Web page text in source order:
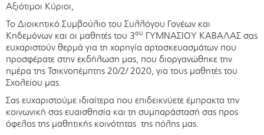
Αξιότιμοι Κύριοι,
Το Διοικητικό Συμβούλιο του Συλλόγου Γονέων και
Κηδεμόνων και οι μαθητές του 3ου ΓΥΜΝΑΣΙΟΥ ΚΑΒΑΛΑΣ σας
ευχαριστούν θερμά για τη χορηγία αρτοσκευασμάτων που
προσφέρατε στην εκδήλωση μας, που διοργανώθηκε την
ημέρα της Τσικνοπέμπτης 20/2/ 2020, για τους μαθητές του
Σχολείου μας.
Σας ευχαριστούμε ιδιαίτερα που επιδεικνύετε έμπρακτα την
κοινωνική σας ευαισθησία και τη συμπαράστασή σας προς
όφελος της μαθητικής κοινότητας της πόλης μας.